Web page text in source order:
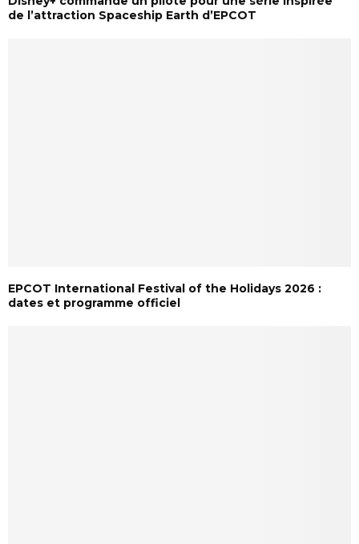
de l’attraction Spaceship Earth d’EPCOT
EPCOT International Festival of the Holidays 2026 :
dates et programme officiel